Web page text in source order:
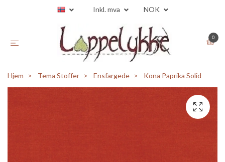
Inkl. mva NOK
0
Hjem Tema Stoffer Ensfargede Kona Paprika Solid